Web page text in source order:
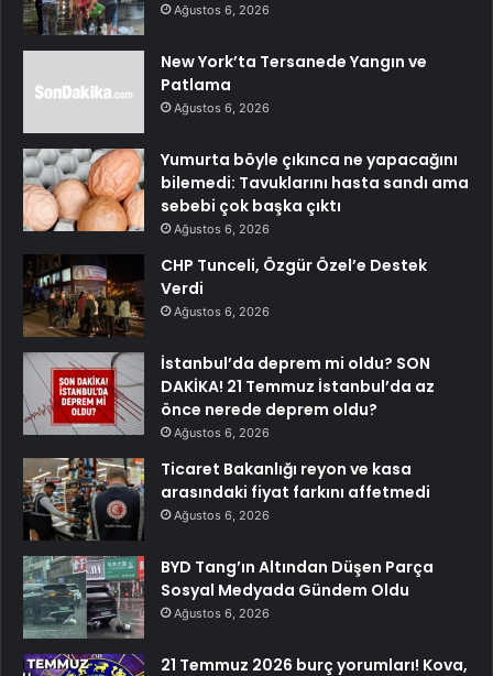
Ağustos 6, 2026
New York’ta Tersanede Yangın ve
Patlama
Ağustos 6, 2026
Yumurta böyle çıkınca ne yapacağını
bilemedi: Tavuklarını hasta sandı ama
sebebi çok başka çıktı
Ağustos 6, 2026
CHP Tunceli, Özgür Özel’e Destek
Verdi
Ağustos 6, 2026
İstanbul’da deprem mi oldu? SON
DAKİKA! 21 Temmuz İstanbul’da az
önce nerede deprem oldu?
Ağustos 6, 2026
Ticaret Bakanlığı reyon ve kasa
arasındaki fiyat farkını affetmedi
Ağustos 6, 2026
BYD Tang’ın Altından Düşen Parça
Sosyal Medyada Gündem Oldu
Ağustos 6, 2026
21 Temmuz 2026 burç yorumları! Kova,